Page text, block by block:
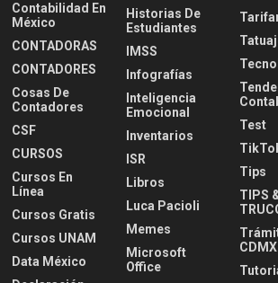
Contabilidad En
México
CONTADORAS
CONTADORES
Cosas De
Contadores
CSF
CURSOS
Cursos En
Línea
Cursos Gratis
Cursos UNAM
Data México
Historias De
Estudiantes
IMSS
Infografías
Inteligencia
Emocional
Inventarios
ISR
Libros
Luca Pacioli
Memes
Microsoft
Office
Test
Tips
TIPS
CDMX